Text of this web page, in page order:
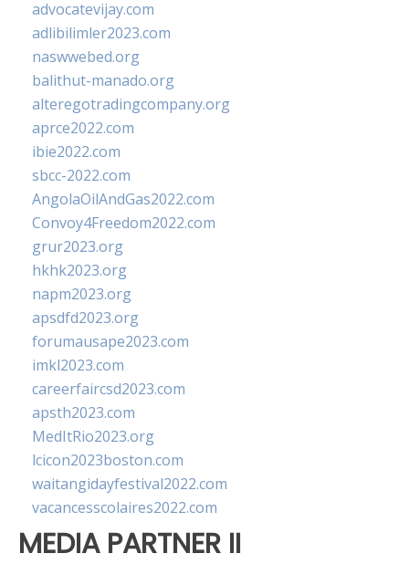
advocatevijay.com
adlibilimler2023.com
naswwebed.org
balithut-manado.org
alteregotradingcompany.org
aprce2022.com
ibie2022.com
sbcc-2022.com
AngolaOilAndGas2022.com
Convoy4Freedom2022.com
grur2023.org
hkhk2023.org
napm2023.org
apsdfd2023.org
forumausape2023.com
imkl2023.com
careerfaircsd2023.com
apsth2023.com
MedItRio2023.org
lcicon2023boston.com
waitangidayfestival2022.com
vacancesscolaires2022.com
MEDIA PARTNER II